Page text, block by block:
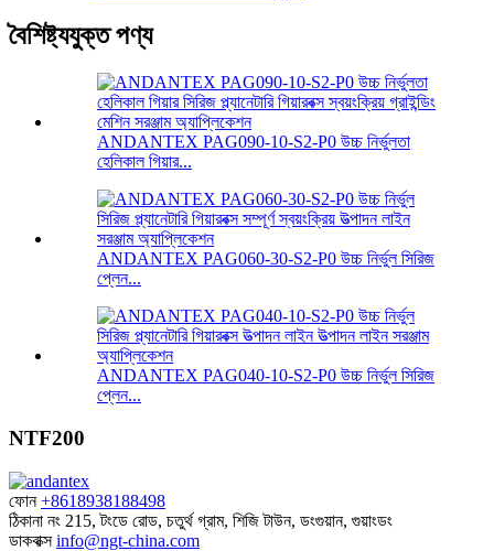
বৈশিষ্ট্যযুক্ত পণ্য
ANDANTEX PAG090-10-S2-P0 উচ্চ নির্ভুলতা
হেলিকাল গিয়ার...
ANDANTEX PAG060-30-S2-P0 উচ্চ নির্ভুল সিরিজ
প্লেন...
ANDANTEX PAG040-10-S2-P0 উচ্চ নির্ভুল সিরিজ
প্লেন...
NTF200
ফোন +8618938188498
ঠিকানা নং 215, টংডে রোড, চতুর্থ গ্রাম, শিজি টাউন, ডংগুয়ান, গুয়াংডং
ডাকবাক্স info@ngt-china.com